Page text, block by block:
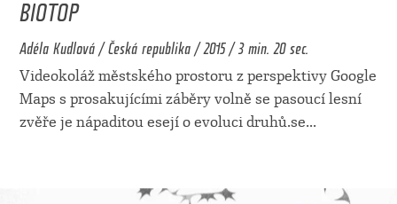
Adéla Kudlová / Česká republika / 2015 / 3 min. 20 sec.
Videokoláž městského prostoru z perspektivy Google
Maps s prosakujícími záběry volně se pasoucí lesní
zvěře je nápaditou esejí o evoluci druhů.se...